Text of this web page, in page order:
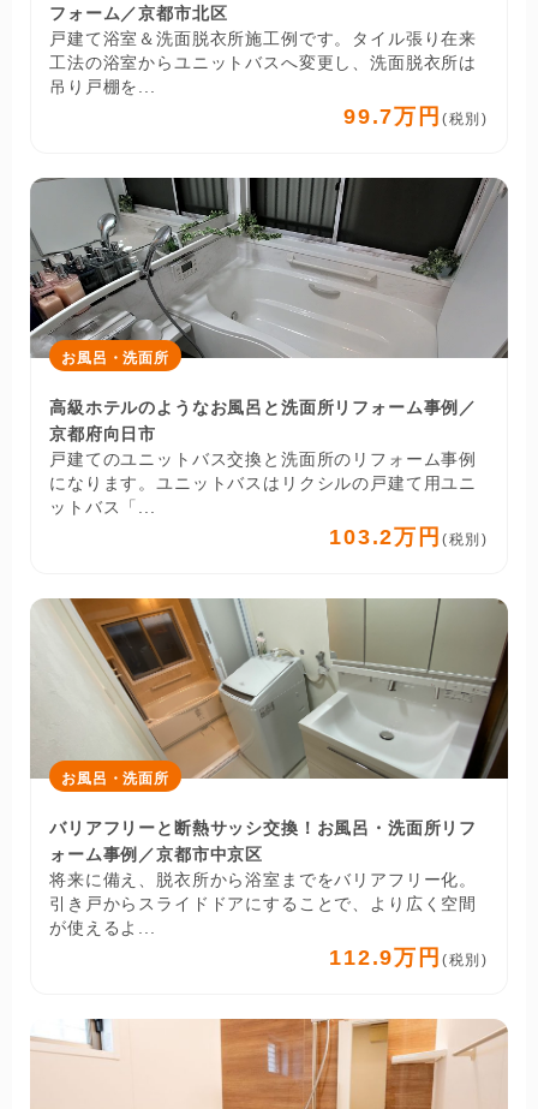
フォーム／京都市北区
戸建て浴室＆洗面脱衣所施工例です。タイル張り在来
工法の浴室からユニットバスへ変更し、洗面脱衣所は
吊り戸棚を...
99.7万円 (税別)
お風呂・洗面所
高級ホテルのようなお風呂と洗面所リフォーム事例／
京都府向日市
戸建てのユニットバス交換と洗面所のリフォーム事例
になります。ユニットバスはリクシルの戸建て用ユニ
ットバス「...
103.2万円 (税別)
お風呂・洗面所
バリアフリーと断熱サッシ交換！お風呂・洗面所リフ
ォーム事例／京都市中京区
将来に備え、脱衣所から浴室までをバリアフリー化。
引き戸からスライドドアにすることで、より広く空間
が使えるよ...
112.9万円 (税別)